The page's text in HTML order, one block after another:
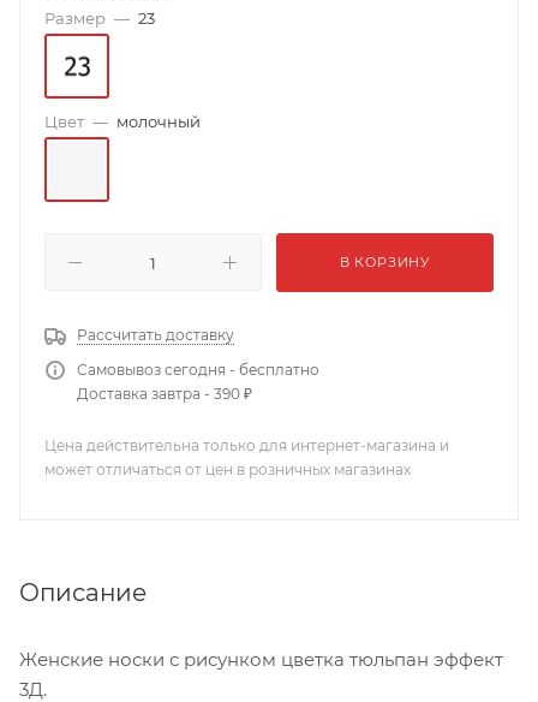
Размер — 23
Цвет — молочный
В КОРЗИНУ
Рассчитать доставку
Самовывоз сегодня - бесплатно
Доставка завтра - 390 ₽
Цена действительна только для интернет-магазина и
может отличаться от цен в розничных магазинах
Описание
Женские носки с рисунком цветка тюльпан эффект
3Д.